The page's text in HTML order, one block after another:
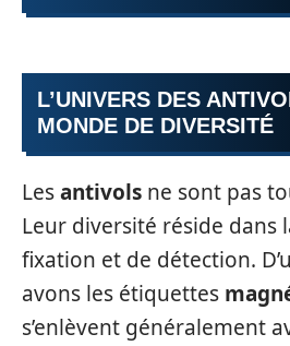
L’UNIVERS DES
MONDE DE DIVERSITÉ
Lesantivols ne sont pas
Leur diversité réside dans
fixation et de détection.
avons les étiquettes
s’enlèvent généralement